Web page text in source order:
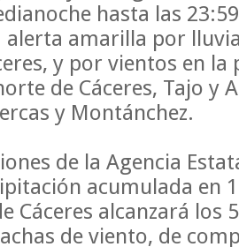
hasta las
alerta amarilla por
y por vientos en la
de Cáceres, Tajo y
y Montánchez.
de la Agencia
acumulada en
Cáceres alcanzará
de viento, de